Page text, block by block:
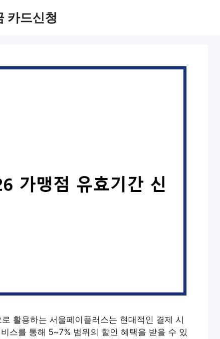
카드신청
활용하는 서울페이플러스는 현대적인 결제 시
스를 통해 5~7% 범위의 할인 혜택을 받을 수 있